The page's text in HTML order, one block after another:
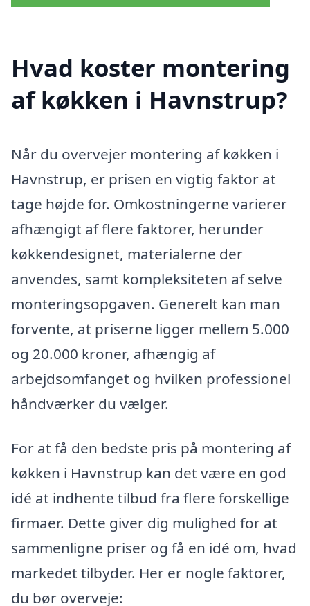
Hvad koster montering
af køkken i Havnstrup?
Når du overvejer montering af køkken i
Havnstrup, er prisen en vigtig faktor at
tage højde for. Omkostningerne varierer
afhængigt af flere faktorer, herunder
køkkendesignet, materialerne der
anvendes, samt kompleksiteten af selve
monteringsopgaven. Generelt kan man
forvente, at priserne ligger mellem 5.000
og 20.000 kroner, afhængig af
arbejdsomfanget og hvilken professionel
håndværker du vælger.
For at få den bedste pris på montering af
køkken i Havnstrup kan det være en god
idé at indhente tilbud fra flere forskellige
firmaer. Dette giver dig mulighed for at
sammenligne priser og få en idé om, hvad
markedet tilbyder. Her er nogle faktorer,
du bør overveje: